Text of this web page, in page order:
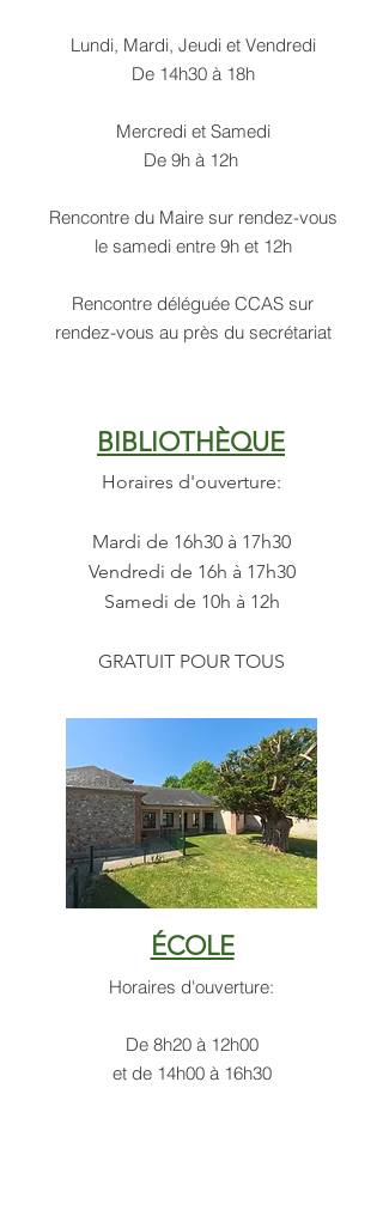
Lundi, Mardi, Jeudi et Vendredi
De 14h30 à 18h
Mercredi et Samedi
De 9h à 12h
Rencontre du Maire sur rendez-vous
le samedi entre 9h et 12h
Rencontre déléguée CCAS sur
rendez-vous au près du secrétariat
BIBLIOTHÈQUE
Horaires d'ouverture:
Mardi de 16h30 à 17h30
Vendredi de 16h à 17h30
Samedi de 10h à 12h
GRATUIT POUR TOUS
ÉCOLE
Horaires d'ouverture:
De 8h20 à 12h00
et de 14h00 à 16h30